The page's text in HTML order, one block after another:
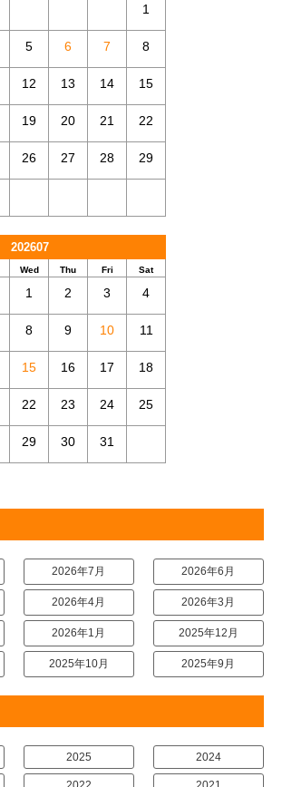
1
5 6 7 8
12 13 14 15
19 20 21 22
26 27 28 29
202607
Wed Thu Fri Sat
1 2 3 4
8 9 10 11
15 16 17 18
22 23 24 25
29 30 31
2026年7月 2026年6月
2026年4月 2026年3月
2026年1月 2025年12月
2025年10月 2025年9月
2025 2024